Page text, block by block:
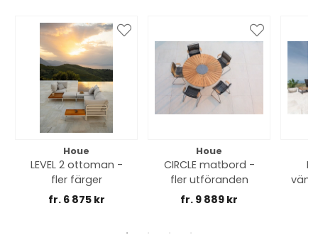
Houe
LEVEL 2 ottoman -
fler färger
fr. 6 875 kr
Houe
CIRCLE matbord -
fler utföranden
fr. 9 889 kr